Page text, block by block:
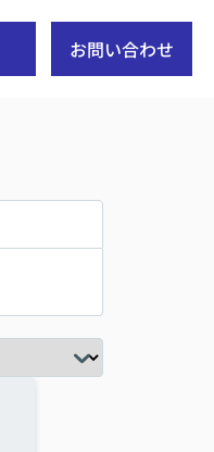
お問い合わせ